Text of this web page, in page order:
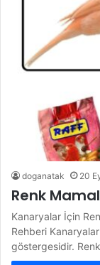
doganatak 20
Renk
Kanaryalar İçin
Rehberi
göstergesidir.